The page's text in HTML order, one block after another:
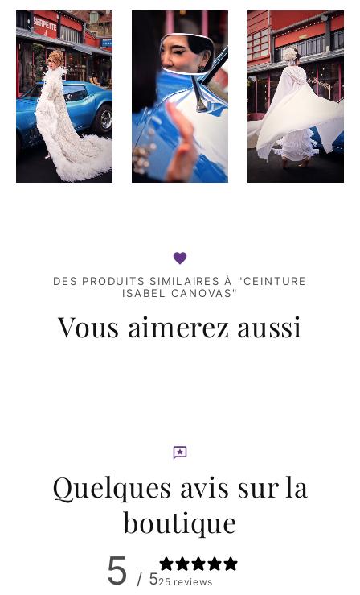
DES PRODUITS SIMILAIRES À "CEINTURE
ISABEL CANOVAS"
Vous aimerez aussi
Quelques avis sur la
boutique
5 / 525 reviews